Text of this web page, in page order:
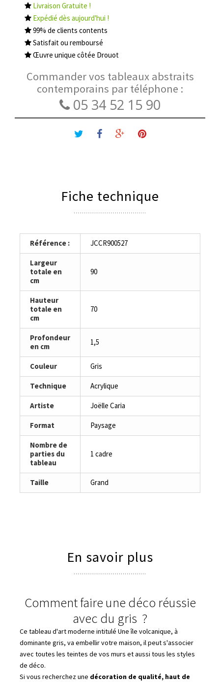
Livraison Gratuite !
Expédié dès aujourd'hui !
99% de clients contents
Satisfait ou remboursé
Œuvre unique côtée Drouot
Commander vos tableaux abstraits
contemporains par téléphone :
05 34 52 15 90
Fiche technique
Référence : JCCR900527
Largeur
totale en
cm
90
Hauteur
totale en
cm
70
Profondeur
en cm
1,5
Couleur Gris
Technique Acrylique
Artiste Joëlle Caria
Format Paysage
Nombre de
parties du
tableau
1 cadre
Taille Grand
En savoir plus
Comment faire une déco réussie
avec du gris ?
Ce tableau d'art moderne intitulé Une île volcanique, à
dominante gris, va embellir votre maison, il peut s'associer
avec toutes les teintes de vos murs et aussi tous les styles
de déco.
Si vous recherchez une décoration de qualité, haut de